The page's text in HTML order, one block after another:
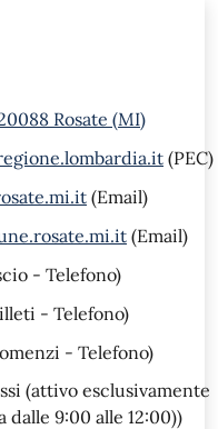
Rosate (MI)
(PEC)
(Email)
(Email)
- Telefono)
- Telefono)
- Telefono)
(attivo esclusivamente
dalle 9:00 alle 12:00))